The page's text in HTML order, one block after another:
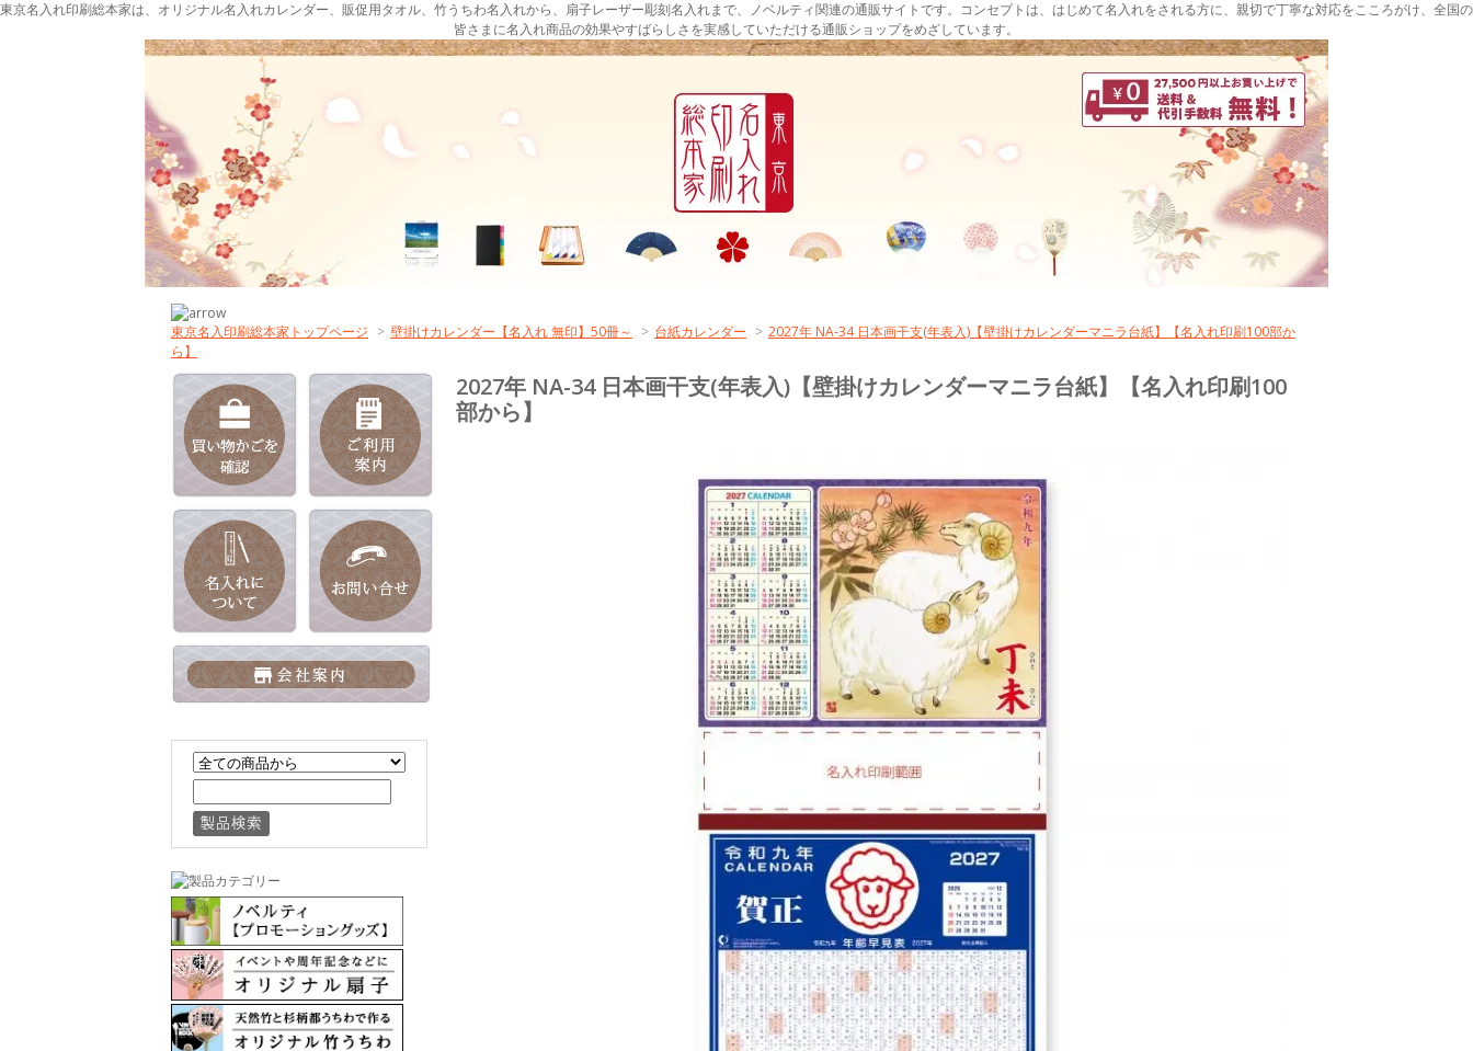
東京名入れ印刷総本家は、オリジナル名入れカレンダー、販促用タオル、竹うちわ名入れから、扇子レーザー彫刻名入れまで、ノベルティ関連の通販サイトです。コンセプトは、はじめて名入れをされる方に、親切で丁寧な対応をこころがけ、全国の
皆さまに名入れ商品の効果やすばらしさを実感していただける通販ショップをめざしています。
東京名入印刷総本家トップページ > 壁掛けカレンダー【名入れ 無印】50冊～ > 台紙カレンダー > 2027年 NA-34 日本画干支(年表入)【壁掛けカレンダーマニラ台紙】【名入れ印刷100部か
ら】
2027年 NA-34 日本画干支(年表入)【壁掛けカレンダーマニラ台紙】【名入れ印刷100
部から】